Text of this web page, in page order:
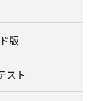
版
スト